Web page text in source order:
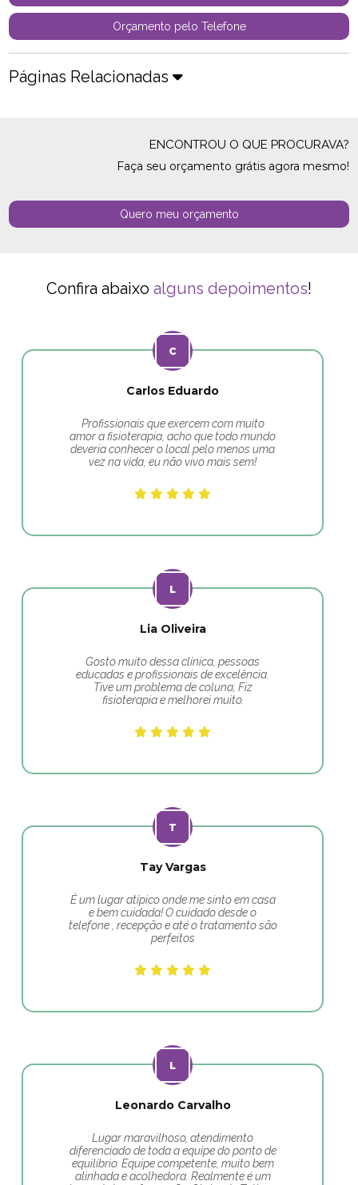
Orçamento pelo Telefone
Páginas Relacionadas
ENCONTROU O QUE PROCURAVA?
Faça seu orçamento grátis agora mesmo!
Quero meu orçamento
Confira abaixo alguns depoimentos!
Carlos Eduardo
Profissionais que exercem com muito
amor a fisioterapia, acho que todo mundo
deveria conhecer o local pelo menos uma
vez na vida, eu não vivo mais sem!
Lia Oliveira
Gosto muito dessa clínica, pessoas
educadas e profissionais de excelência.
Tive um problema de coluna, Fiz
fisioterapia e melhorei muito.
Tay Vargas
É um lugar atípico onde me sinto em casa
e bem cuidada! O cuidado desde o
telefone , recepção e até o tratamento são
perfeitos
Leonardo Carvalho
Lugar maravilhoso, atendimento
diferenciado de toda a equipe do ponto de
equilíbrio. Equipe competente, muito bem
alinhada e acolhedora. Realmente é um